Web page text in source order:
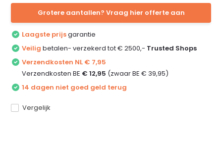
Grotere aantallen? Vraag hier offerte aan
Laagste prijsgarantie
Veilig betalen- verzekerd tot € 2500,- Trusted Shops
Verzendkosten NL € 7,95
Verzendkosten BE € 12,95 (zwaar BE € 39,95)
14 dagen niet goed geld terug
Vergelijk